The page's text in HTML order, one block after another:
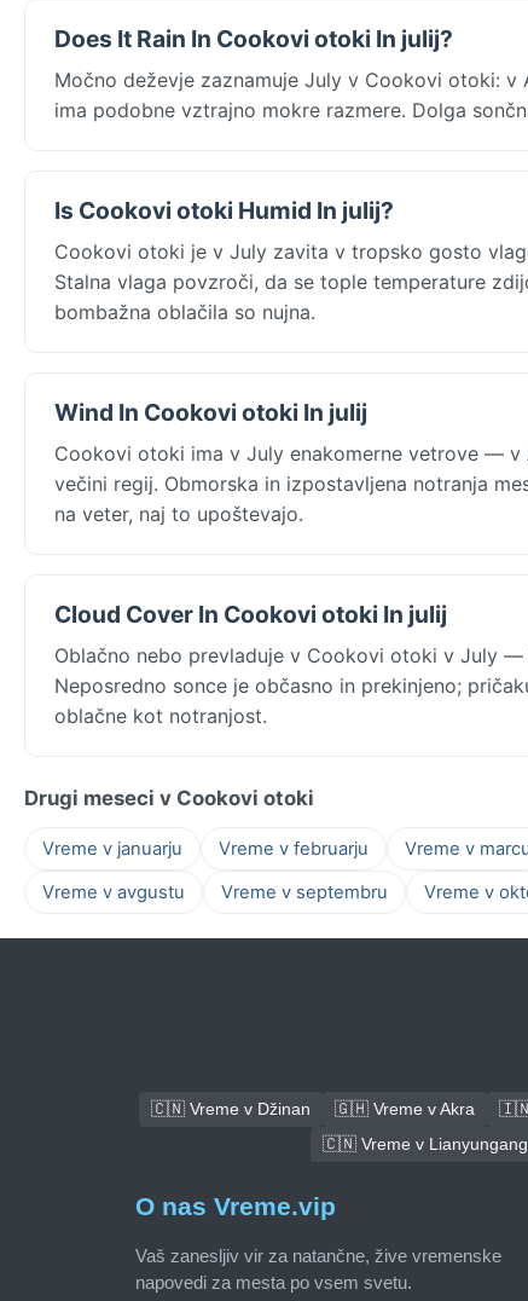
Does It Rain In Cookovi otoki In julij?
Močno deževje zaznamuje July v Cookovi otoki: v
ima podobne vztrajno mokre razmere. Dolga
Is Cookovi otoki Humid In julij?
Cookovi otoki je v July zavita v tropsko gosto
Stalna vlaga povzroči, da se tople temperature
bombažna oblačila so nujna.
Wind In Cookovi otoki In julij
Cookovi otoki ima v July enakomerne vetrove —
večini regij. Obmorska in izpostavljena notranja
na veter, naj to upoštevajo.
Cloud Cover In Cookovi otoki In julij
Oblačno nebo prevladuje v Cookovi otoki v July
Neposredno sonce je občasno in prekinjeno;
oblačne kot notranjost.
Drugi meseci v Cookovi otoki
Vreme v januarju Vreme v februarju Vreme v
Vreme v avgustu
Vreme v septembru Vreme v
🇨🇳 Vreme v Džinan 🇬🇭 Vreme v Akra 🇮🇳
🇨🇳 Vreme v Lianyungang
O nas Vreme.vip
Vaš zanesljiv vir za natančne, žive vremenske
napovedi za mesta po vsem svetu.